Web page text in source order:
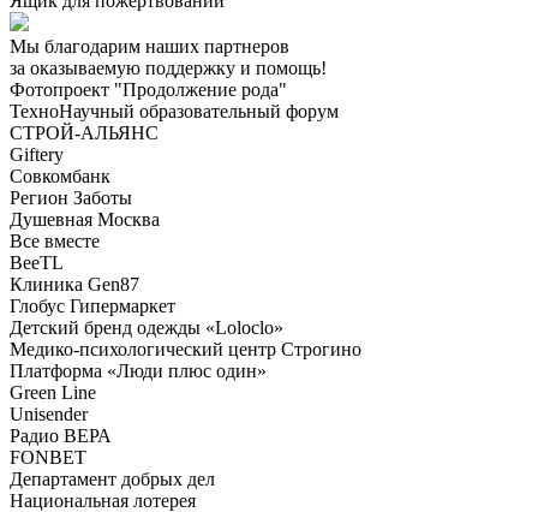
Мы благодарим наших партнеров
за оказываемую поддержку и помощь!
Фотопроект "Продолжение рода"
ТехноНаучный образовательный форум
СТРОЙ-АЛЬЯНС
Giftery
Совкомбанк
Регион Заботы
Душевная Москва
Все вместе
BeeTL
Клиника Gen87
Глобус Гипермаркет
Детский бренд одежды «Loloclo»
Медико-психологический центр Строгино
Платформа «Люди плюс один»
Green Line
Unisender
Радио ВЕРА
FONBET
Департамент добрых дел
Национальная лотерея